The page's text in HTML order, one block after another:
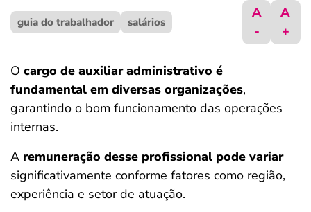
ferramentas
guia do trabalhador salários
A
-
A
+
O cargo de auxiliar administrativo é
fundamental em diversas organizações,
garantindo o bom funcionamento das operações
internas.
A remuneração desse profissional pode variar
significativamente conforme fatores como região,
experiência e setor de atuação.​